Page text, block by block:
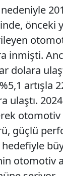
önceki
inmişti.
dolara
artışla
2024
otomotiv
güçlü
otomotiv